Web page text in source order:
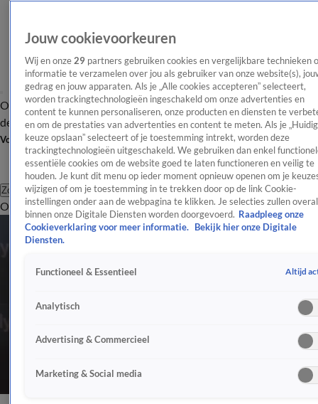
OverzichtAfleveringen Entertainment TV Algemeen
Tip
de redactieNieuwsbrief
Volg Shownieuws
Zoeken
OverzichtEntertainmentSpraakmakendRealityCrimeVideo's
Jouw cookievoorkeuren
Wij en onze 29 partners gebruiken cookies en vergelijkbare technieken
informatie te verzamelen over jou als gebruiker van onze website(s),
gedrag en jouw apparaten. Als je „Alle cookies accepteren” selecteert,
worden trackingtechnologieën ingeschakeld om onze advertenties en
content te kunnen personaliseren, onze producten en diensten te
en om de prestaties van advertenties en content te meten. Als je
keuze opslaan” selecteert of je toestemming intrekt, worden deze
trackingtechnologieën uitgeschakeld. We gebruiken dan enkel
essentiële cookies om de website goed te laten functioneren en veilig te
houden. Je kunt dit menu op ieder moment opnieuw openen om je
wijzigen of om je toestemming in te trekken door op de link Cookie-
instellingen onder aan de webpagina te klikken. Je selecties zullen overal
binnen onze Digitale Diensten worden doorgevoerd. Raadpleeg onze
Cookieverklaring voor meer informatie.
Bekijk hier onze Digitale
Diensten.
Functioneel & Essentieel Altijd
Analytisch
Advertising & Commercieel
Marketing & Social media